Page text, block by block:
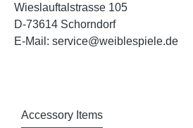
Wieslauftalstrasse 105
D-73614 Schorndorf
E-Mail: service@weiblespiele.de
Accessory Items